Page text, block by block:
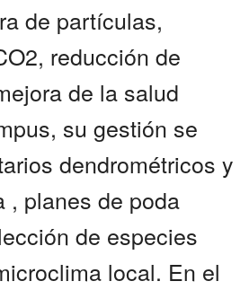
de partículas,
reducción de
de la salud
su gestión se
dendrométricos y
, planes de poda
de especies
local. En el